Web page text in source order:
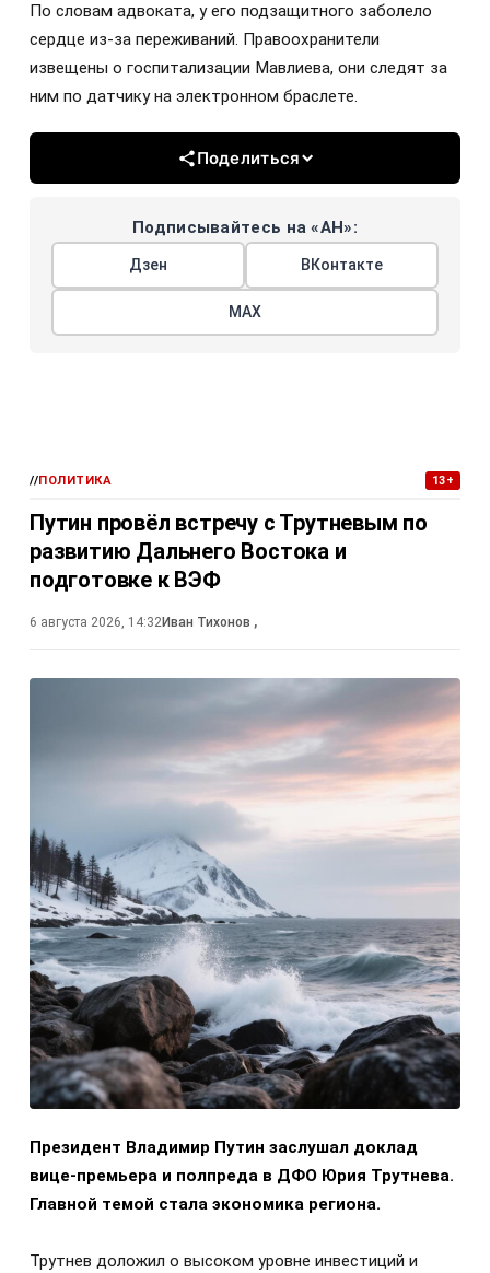
По словам адвоката, у его подзащитного заболело
сердце из-за переживаний. Правоохранители
извещены о госпитализации Мавлиева, они следят за
ним по датчику на электронном браслете.
Поделиться
Подписывайтесь на «АН»:
Дзен ВКонтакте
МАХ
//ПОЛИТИКА 13+
Путин провёл встречу с Трутневым по
развитию Дальнего Востока и
подготовке к ВЭФ
6 августа 2026, 14:32Иван Тихонов ,
Президент Владимир Путин заслушал доклад
вице-премьера и полпреда в ДФО Юрия Трутнева.
Главной темой стала экономика региона.
Трутнев доложил о высоком уровне инвестиций и